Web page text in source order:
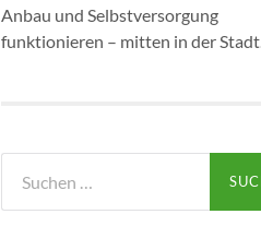
Anbau und Selbstversorgung
funktionieren – mitten in der Stadt.
nach: